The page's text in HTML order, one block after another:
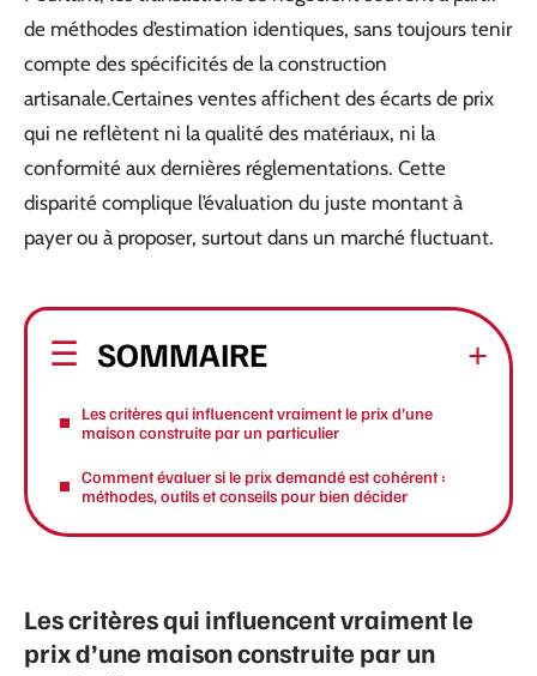
de méthodes d’estimation identiques, sans toujours tenir
compte des spécificités de la construction
artisanale.Certaines ventes affichent des écarts de prix
qui ne reflètent ni la qualité des matériaux, ni la
conformité aux dernières réglementations. Cette
disparité complique l’évaluation du juste montant à
payer ou à proposer, surtout dans un marché fluctuant.
SOMMAIRE
Les critères qui influencent vraiment le prix d’une
maison construite par un particulier
Comment évaluer si le prix demandé est cohérent :
méthodes, outils et conseils pour bien décider
Les critères qui influencent vraiment le
prix d’une maison construite par un